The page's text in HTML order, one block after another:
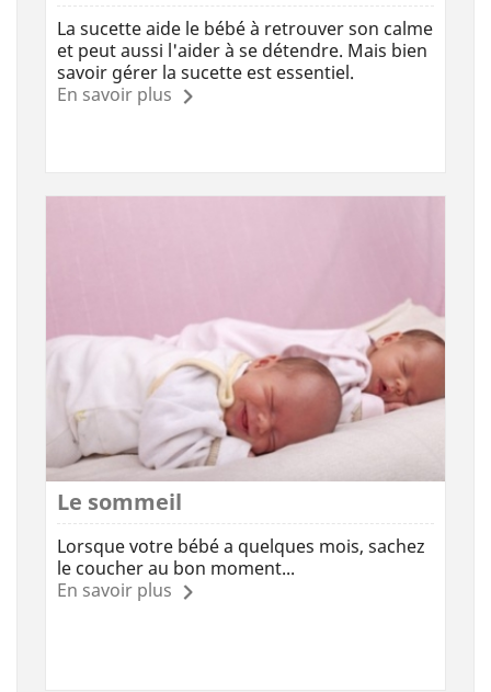
La sucette aide le bébé à retrouver son calme
et peut aussi l'aider à se détendre. Mais bien
savoir gérer la sucette est essentiel.
En savoir plus
Le sommeil
Lorsque votre bébé a quelques mois, sachez
le coucher au bon moment...
En savoir plus